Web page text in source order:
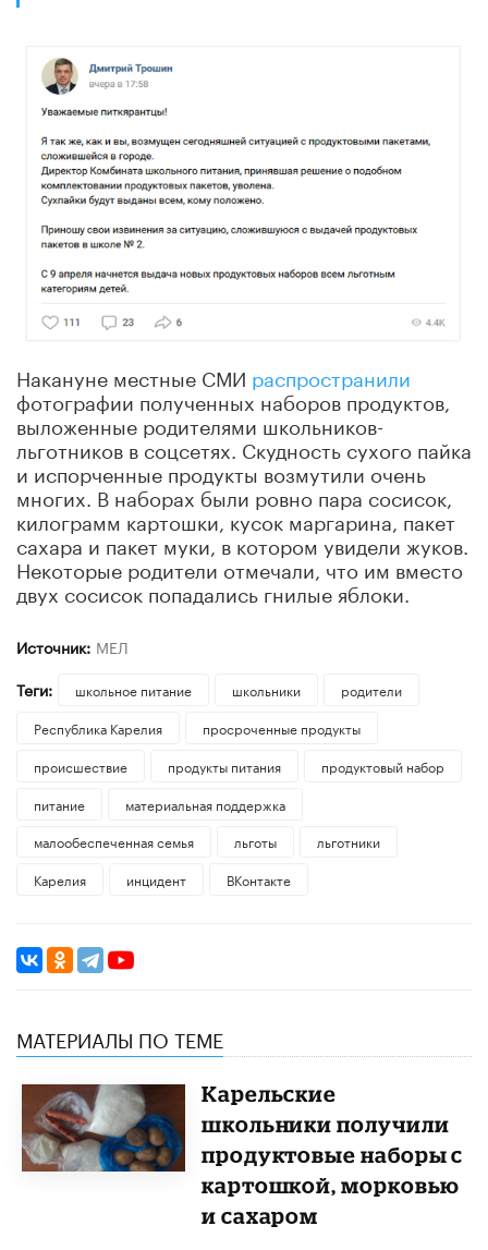
Накануне местные СМИ распространили
фотографии полученных наборов продуктов,
выложенные родителями школьников-
льготников в соцсетях. Скудность сухого пайка
и испорченные продукты возмутили очень
многих. В наборах были ровно пара сосисок,
килограмм картошки, кусок маргарина, пакет
сахара и пакет муки, в котором увидели жуков.
Некоторые родители отмечали, что им вместо
двух сосисок попадались гнилые яблоки.
Источник: МЕЛ
Теги:
школьное питание школьники
родители
Республика Карелия
просроченные продукты
происшествие
продукты питания
продуктовый набор
питание
материальная поддержка
малообеспеченная семья
льготы
льготники
Карелия
инцидент ВКонтакте
МАТЕРИАЛЫ ПО ТЕМЕ
Карельские
школьники получили
продуктовые наборы с
картошкой, морковью
и сахаром